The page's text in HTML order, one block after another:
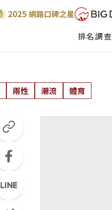
排名調查
兩性 潮流 體育